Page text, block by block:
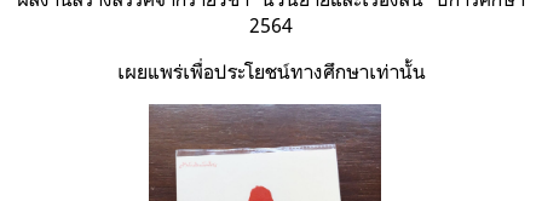
2564
เผยแพร่เพื่อประโยชน์ทางศึกษาเท่านั้น